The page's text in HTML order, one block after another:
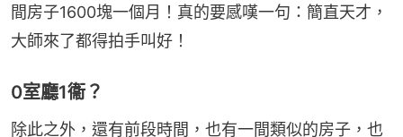
間房子1600塊一個月！真的要感嘆一句：簡直天才，
大師來了都得拍手叫好！
0室廳1衞？
除此之外，還有前段時間，也有一間類似的房子，也